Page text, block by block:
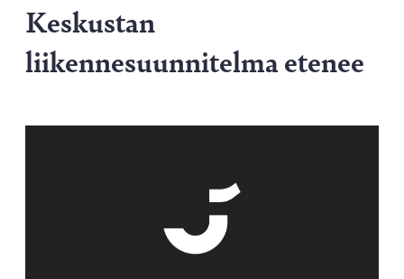
Keskustan
liikennesuunnitelma etenee